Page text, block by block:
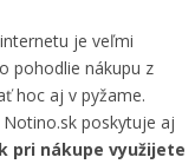
je veľmi
pohodlie nákupu z
hoc aj v pyžame.
poskytuje aj
pri nákupe využijete